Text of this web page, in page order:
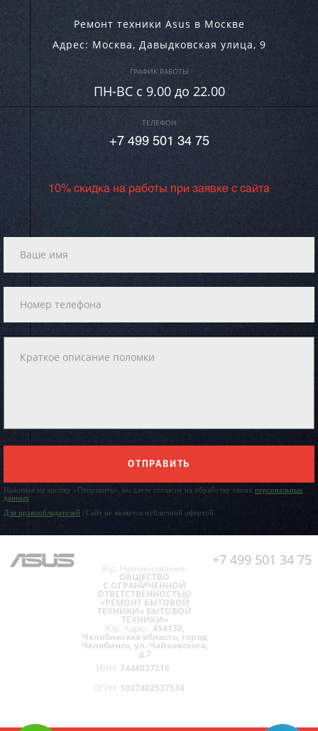
Ремонт техники Asus в Москве
Адрес: Москва, Давыдковская улица, 9
ГРАФИК РАБОТЫ
ПН-ВC c 9.00 до 22.00
ТЕЛЕФОН
+7 499 501 34 75
10% скидка на работы при заявке с сайта
ОТПРАВИТЬ
Нажимая на кнопку «Отправить», вы даете согласие на обработку своих персональных
данных
Для правообладателей | Сайт не является публичной офертой.
+7 499 501 34 75
Юр. Наименование:
ОБЩЕСТВО
С ОГРАНИЧЕННОЙ
ОТВЕТСТВЕННОСТЬЮ
«РЕМОНТ БЫТОВОЙ
ТЕХНИКИ» БЫТОВОЙ
ТЕХНИКИ»
Юр. Адрес: 454138,
Челябинская область, город
Челябинск, ул. Чайковского,
д.7
ИНН: 7448027216
ОГРН: 1037402537534